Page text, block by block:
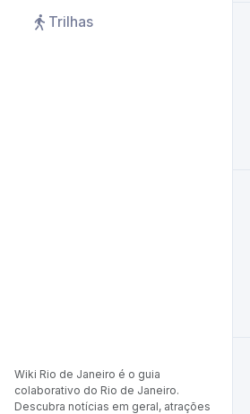
Trilhas
Wiki Rio de Janeiro é o guia
colaborativo do Rio de Janeiro.
Descubra notícias em geral, atrações